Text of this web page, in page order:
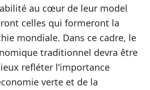
au cœur de leur model
celles qui formeront la
mondiale. Dans ce cadre, le
traditionnel devra être
refléter l’importance
verte et de la